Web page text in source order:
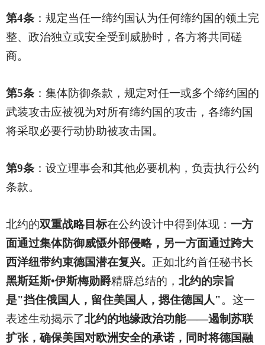
第4条：规定当任一缔约国认为任何缔约国的领土完
整、政治独立或安全受到威胁时，各方将共同磋
商。
第5条：集体防御条款，规定对任一或多个缔约国的
武装攻击应被视为对所有缔约国的攻击，各缔约国
将采取必要行动协助被攻击国。
第9条：设立理事会和其他必要机构，负责执行公约
条款。
北约的双重战略目标在公约设计中得到体现： 一方
面通过集体防御威慑外部侵略，另一方面通过跨大
西洋纽带约束德国潜在复兴。 正如北约首任秘书长
黑斯廷斯•伊斯梅勋爵精辟总结的， 北约的宗旨
是"挡住俄国人，留住美国人，摁住德国人"。这一
表述生动揭示了北约的地缘政治功能——遏制苏联
扩张，确保美国对欧洲安全的承诺，同时将德国融